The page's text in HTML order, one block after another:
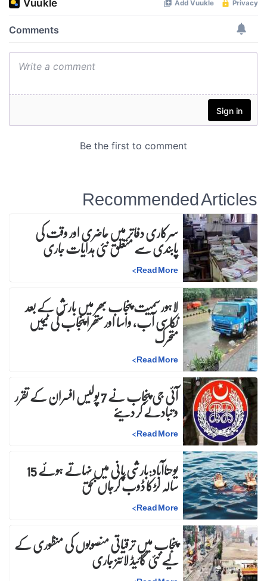
Recommended Articles
سرکاری دفاتر میں حاضری اور وقت کی
پابندی سے متعلق نئی ہدایات جاری
Read More
>
لاہور سمیت پنجاب بھر میں بارش کے بعد
نکاسی آب، واسا اور ستھرا پنجاب کی ٹیمیں
متحرک
Read More
>
آئی جی پنجاب نے 7 پولیس افسران کے تقرر و تبادلے کر دیئے
Read More
>
یوحناآباد:بارشی پانی میں نہاتے ہوئے 15 سالہ لڑکا ڈوب کرجاں بحق
Read More
>
پنجاب میں ترقیاتی منصوبوں کی منظوری کے
لیے نئی گائیڈ لائنز جاری